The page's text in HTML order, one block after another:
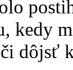
kedy
dôjsť